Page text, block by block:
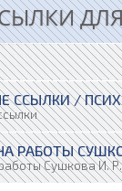
ССЫЛКИ /
РАБОТЫ
Сушкова И. Р.